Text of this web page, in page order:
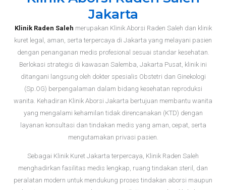
Jakarta
Klinik Raden Saleh merupakan Klinik Aborsi Raden Saleh dan klinik
kuret legal, aman, serta terpercaya di Jakarta yang melayani pasien
dengan penanganan medis profesional sesuai standar kesehatan.
Berlokasi strategis di kawasan Salemba, Jakarta Pusat, klinik ini
ditangani langsung oleh dokter spesialis Obstetri dan Ginekologi
(Sp.OG) berpengalaman dalam bidang kesehatan reproduksi
wanita. Kehadiran Klinik Aborsi Jakarta bertujuan membantu wanita
yang mengalami kehamilan tidak direncanakan (KTD) dengan
layanan konsultasi dan tindakan medis yang aman, cepat, serta
mengutamakan privasi pasien.
Sebagai Klinik Kuret Jakarta terpercaya, Klinik Raden Saleh
menghadirkan fasilitas medis lengkap, ruang tindakan steril, dan
peralatan modern untuk mendukung proses tindakan aborsi maupun